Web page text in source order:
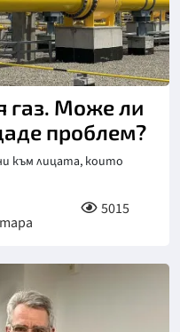
газ. Може ли
проблем?
към лицата, които
5015